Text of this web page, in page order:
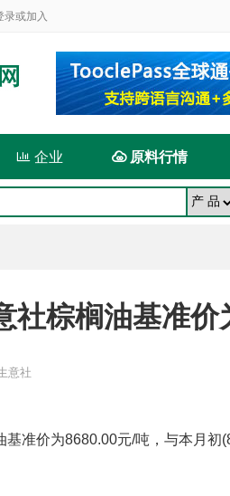
录或加入
 企业 原料行情
社棕榈油基准
意社
基准价为8680.00元/吨，与本月初